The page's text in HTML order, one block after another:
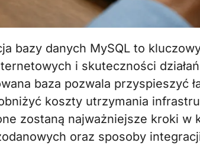
bazy danych MySQL to
i skuteczności działań
baza pozwala przyspieszyć
koszty utrzymania
zostaną najważniejsze kroki w
oraz sposoby